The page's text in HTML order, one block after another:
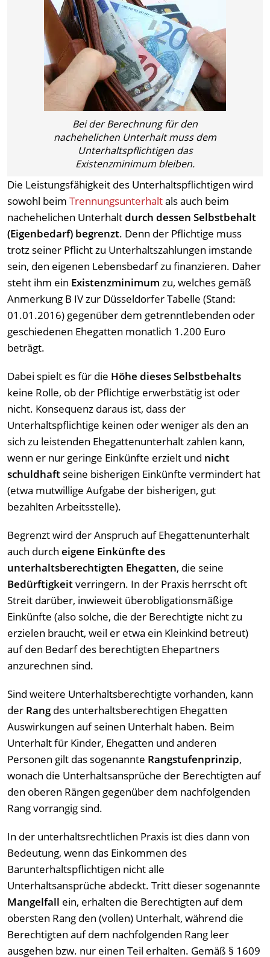
Bei der Berechnung für den
nachehelichen Unterhalt muss dem
Unterhaltspflichtigen das
Existenzminimum bleiben.
Die Leistungsfähigkeit des Unterhaltspflichtigen wird
sowohl beim Trennungsunterhaltals auch beim
nachehelichen Unterhaltdurch dessen Selbstbehalt
(Eigenbedarf) begrenzt. Denn der Pflichtige muss
trotz seiner Pflicht zu Unterhaltszahlungen imstande
sein, den eigenen Lebensbedarf zu finanzieren. Daher
steht ihm ein Existenzminimum zu, welches gemäß
Anmerkung B IV zur Düsseldorfer Tabelle (Stand:
01.01.2016) gegenüber dem getrenntlebenden oder
geschiedenen Ehegatten monatlich 1.200 Euro
beträgt.
Dabei spielt es für die Höhe dieses Selbstbehalts
keine Rolle, ob der Pflichtige erwerbstätig ist oder
nicht. Konsequenz daraus ist, dass der
Unterhaltspflichtige keinen oder weniger als den an
sich zu leistenden Ehegattenunterhalt zahlen kann,
wenn er nur geringe Einkünfte erzielt und nicht
schuldhaft seine bisherigen Einkünfte vermindert hat
(etwa mutwillige Aufgabe der bisherigen, gut
bezahlten Arbeitsstelle).
Begrenzt wird der Anspruch auf Ehegattenunterhalt
auch durch eigene Einkünfte des
unterhaltsberechtigten Ehegatten, die seine
Bedürftigkeitverringern. In der Praxis herrscht oft
Streit darüber, inwieweit überobligationsmäßige
Einkünfte (also solche, die der Berechtigte nicht zu
erzielen braucht, weil er etwa ein Kleinkind betreut)
auf den Bedarf des berechtigten Ehepartners
anzurechnen sind.
Sind weitere Unterhaltsberechtigte vorhanden, kann
der Rangdes unterhaltsberechtigen Ehegatten
Auswirkungen auf seinen Unterhalt haben. Beim
Unterhalt für Kinder, Ehegatten und anderen
Personen gilt das sogenannte Rangstufenprinzip,
wonach die Unterhaltsansprüche der Berechtigten auf
den oberen Rängen gegenüber dem nachfolgenden
Rang vorrangig sind.
In der unterhaltsrechtlichen Praxis ist dies dann von
Bedeutung, wenn das Einkommen des
Barunterhaltspflichtigen nicht alle
Unterhaltsansprüche abdeckt. Tritt dieser sogenannte
Mangelfall ein, erhalten die Berechtigten auf dem
obersten Rang den (vollen) Unterhalt, während die
Berechtigten auf dem nachfolgenden Rang leer
ausgehen bzw. nur einen Teil erhalten. Gemäß § 1609